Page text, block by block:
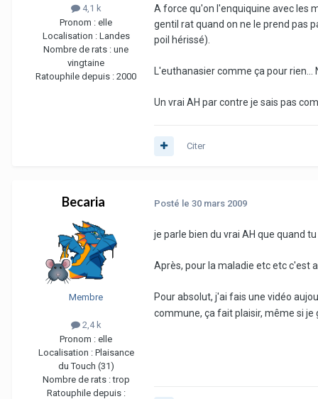
4,1 k
Pronom : elle
Localisation : Landes
Nombre de rats : une
vingtaine
Ratouphile depuis : 2000
A force qu'on l'enquiquine avec les
gentil rat quand on ne le prend pas
poil hérissé).
L'euthanasier comme ça pour
Un vrai AH par contre je sais pas
Citer
Becaria
Membre
2,4 k
Pronom : elle
Localisation : Plaisance
du Touch (31)
Nombre de rats :trop
Ratouphile depuis :
Posté le 30 mars 2009
je parle bien du vrai AH que quand
Après, pour la maladie etc etc c'est
Pour absolut, j'ai fais une vidéo
commune, ça fait plaisir, même si